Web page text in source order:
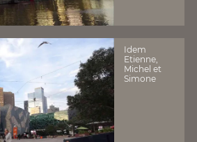
Idem
Etienne,
Michel et
Simone